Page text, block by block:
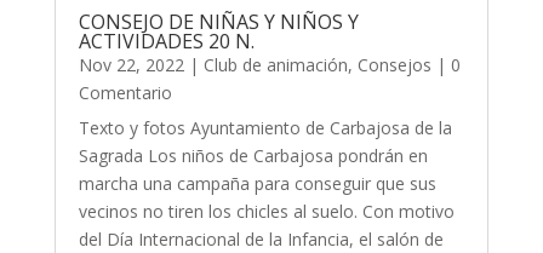
CONSEJO DE NIÑAS Y NIÑOS Y
ACTIVIDADES 20 N.
Nov 22, 2022 | Club de animación, Consejos | 0
Comentario
Texto y fotos Ayuntamiento de Carbajosa de la
Sagrada Los niños de Carbajosa pondrán en
marcha una campaña para conseguir que sus
vecinos no tiren los chicles al suelo. Con motivo
del Día Internacional de la Infancia, el salón de